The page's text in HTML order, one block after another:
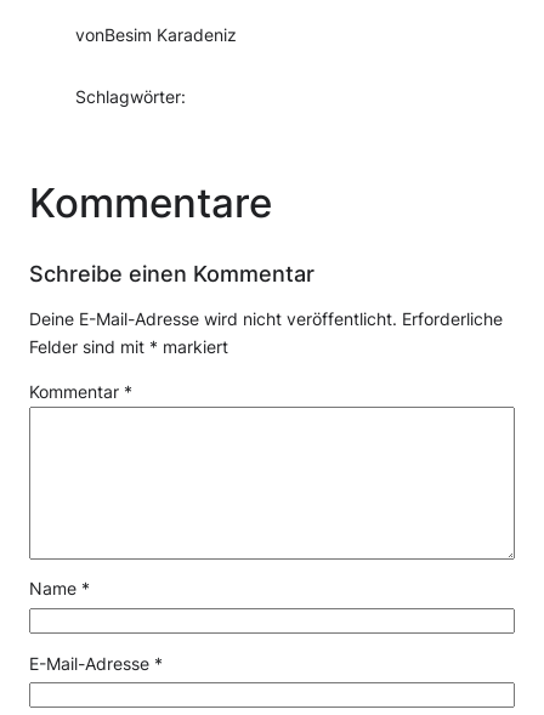
vonBesim Karadeniz
Schlagwörter:
Kommentare
Schreibe einen Kommentar
Deine E-Mail-Adresse wird nicht veröffentlicht. Erforderliche
Felder sind mit * markiert
Kommentar *
Name *
E-Mail-Adresse *